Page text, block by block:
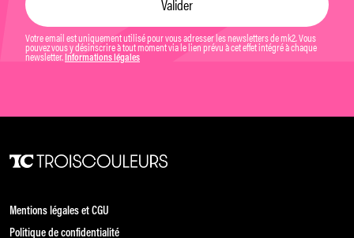
Votre email est uniquement utilisé pour vous adresser les newsletters de mk2. Vous
pouvez vous y désinscrire à tout moment via le lien prévu à cet effet intégré à chaque
newsletter. Informations légales
Mentions légales et CGU
Politique de confidentialité